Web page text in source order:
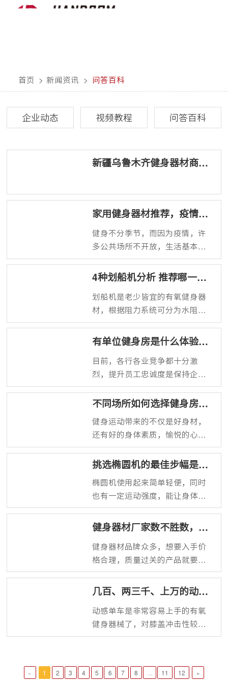
首页 > 新闻资讯 > 问答百科
企业动态 视频教程 问答百科
新疆乌鲁木齐健身器材商家 /
家用健身器材推荐，疫情宅
健身不分季节，而因为疫情，许
多公共场所不开放，生活基本是
公司家里两点一线，很少有机会
去喜爱的健身房了，爱好健身的
般健身爱好者可以get哪些实用的
家用健身器材呢？悍德森小编有
4种划船机分析 推荐哪一
种？
划船机是老少皆宜的有氧健身器
材，根据阻力系统可分为水阻、
风阻、磁阻、液压四种类型的划
船机，都有其优缺点，现在市场
适友好，今天悍德森就带大家了
解这四类划船机​，才能选出优质
且合适的器材。
有单位健身房是什么体验？
目前，各行各业竞争都十分激
烈，提升员工忠诚度是保持企业
核心竞争力的一个关键，而提升
员工忠诚度就要从全方位关心员
利待遇，比如说规划一个单位健
身房，为员工谋福利，让员工能
方便、舒适、可靠的获得运动健
身的便利，能为员工及企业带来
良好体验。
不同场所如何选择健身房配
套器材？
健身运动带来的不仅是好身材，
还有好的身体素质，愉悦的心
情，越来越多的人开始健身并爱
上健身，外面的商业健身房是好
也都可以配置专属健身空间，那
么在不同场所应如何选择健身房
配套器材 呢？
挑选椭圆机的最佳步幅是多
少？
椭圆机使用起来简单轻便，同时
也有一定运动强度，能让身体从
容自然地得到训练，而且与其他
器材相比也非常安静，健身环境
舒适，而选择椭圆机的重要参数
之一就是步幅，没有统一标准，
适合自己身高的就是好的步幅，
可参考身高初步确定选择范围。
健身器材厂家数不胜数，哪
家值得选？
健身器材品牌众多，想要入手价
格合理，质量过关的产品就要经
过多方面的对比，那么找到健身
器材厂家，源头直销，省去中间
怎么找到源头厂家，找哪种厂家
购买健身器材才好呢？
几百、两三千、上万的动感
单车有什么区别？
动感单车是非常容易上手的有氧
健身器械了，对膝盖冲击性较
低，减脂效率仅低于划船机，还
市场上几百、两三千、五六千、
« 1 2 3 4 5 6 7 8 11 12 »